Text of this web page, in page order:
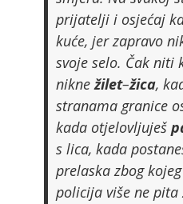
prijatelji i osjećaj
kuće, jer zapravo
svoje selo. Čak niti
niknežilet–žica,
stranama granice
kada otjelovljuješ
s lica, kada
prelaska zbog
policija više ne pita